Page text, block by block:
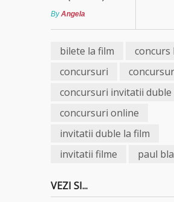
ByAngela
bilete la film
concurs
concursuri
concursuri invitatii duble
concursuri online
invitatii duble la film
invitatii filme
paul
VEZI SI...